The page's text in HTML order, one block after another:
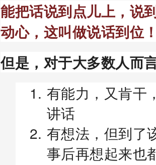
能把话说到点儿上，说
动心，这叫做说话到位！
但是，对于大多数人而
有能力，又肯干
讲话
有想法，但到了
事后再想起来也